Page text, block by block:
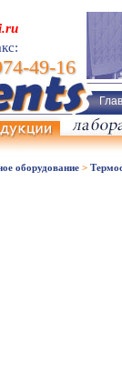
49-16
оборудование >